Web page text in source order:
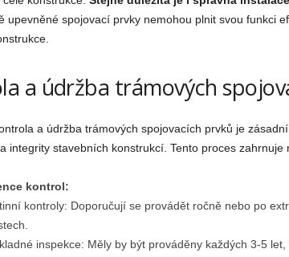
upevněné spojovací prvky nemohou plnit svou funkci
a údržba trámových
a údržba trámových spojovacích prvků je
integrity stavebních konstrukcí. Tento proces zahrnuje
kontrol:
kontroly: Doporučují se provádět ročně nebo po
inspekce: Měly by být prováděny každých 3-5